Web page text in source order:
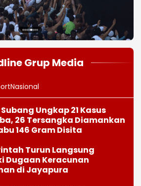
12345678
Grup Media
Nasional
Ungkap 21 Kasus
26 Tersangka Diamankan
146 Gram Disita
Turun Langsung
Dugaan Keracunan
di Jayapura